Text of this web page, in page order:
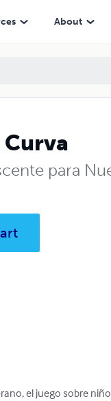
About
Curva
para
el juego sobre